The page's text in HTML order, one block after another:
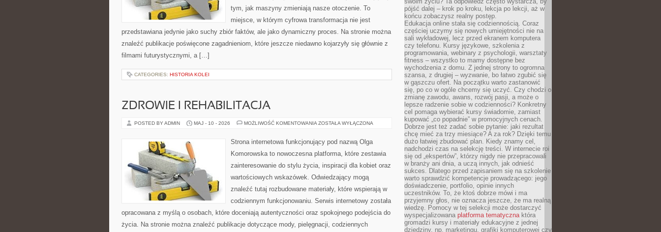
tym, jak maszyny zmieniają nasze otoczenie. To
miejsce, w którym cyfrowa transformacja nie jest
przedstawiana jedynie jako suchy zbiór faktów, ale jako dynamiczny proces. Na stronie można
znaleźć publikacje poświęcone zagadnieniom, które jeszcze niedawno kojarzyły się głównie z
filmami futurystycznymi, a […]
CATEGORIES: HISTORIA KOLEI
ZDROWIE I REHABILITACJA
POSTED BY ADMIN MAJ - 10 - 2026 MOŻLIWOŚĆ KOMENTOWANIA ZDROWIE
ZOSTAŁA WYŁĄCZONA
Strona internetowa funkcjonujący pod nazwą Olga
Komorowska to nowoczesna platforma, które zestawia
zainteresowanie do stylu życia, inspiracji dla kobiet oraz
wartościowych wskazówek. Odwiedzający mogą
znaleźć tutaj rozbudowane materiały, które wspierają w
codziennym funkcjonowaniu. Serwis internetowy została
opracowana z myślą o osobach, które doceniają autentyczności oraz spokojnego podejścia do
życia. Na stronie można znaleźć publikacje dotyczące mody, pielęgnacji, codziennych
pójść dalej – krok po kroku, lekcja po lekcji, aż w
końcu zobaczysz realny postęp.
Edukacja online stała się codziennością. Coraz
częściej uczymy się nowych umiejętności nie na
sali wykładowej, lecz przed ekranem komputera
czy telefonu. Kursy językowe, szkolenia z
programowania, webinary z psychologii, warsztaty
fitness – wszystko to mamy dostępne bez
wychodzenia z domu. Z jednej strony to ogromna
szansa, z drugiej – wyzwanie, bo łatwo zgubić się
w gąszczu ofert. Na początku warto zastanowić
się, po co w ogóle chcemy się uczyć. Czy chodzi o
zmianę zawodu, awans, rozwój pasji, a może o
lepsze radzenie sobie w codzienności? Konkretny
cel pomaga wybierać kursy świadomie, zamiast
kupować „co popadnie” w promocyjnych cenach.
Dobrze jest też zadać sobie pytanie: jaki rezultat
chcę mieć za trzy miesiące? A za rok? Dzięki temu
dużo łatwiej zbudować plan. Kiedy znamy cel,
nadchodzi czas na selekcję treści. W internecie roi
się od „ekspertów”, którzy nigdy nie przepracowali
w branży ani dnia, a uczą innych, jak odnieść
sukces. Dlatego przed zapisaniem się na szkolenie
warto sprawdzić kompetencje prowadzącego: jego
doświadczenie, portfolio, opinie innych
uczestników. To, że ktoś dobrze mówi i ma
przyjemny głos, nie oznacza jeszcze, że ma realną
wiedzę. Pomocy w tej selekcji może dostarczyć
wyspecjalizowana platforma tematycznaktóra
gromadzi kursy i materiały edukacyjne z jednej
dziedziny, np. marketingu, grafiki komputerowej czy